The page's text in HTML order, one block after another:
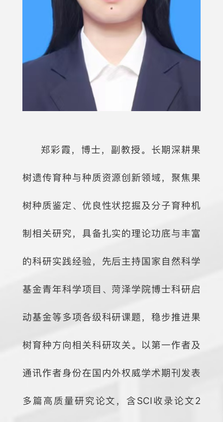
郑彩霞，博士，副教授。长期深耕果
树遗传育种与种质资源创新领域，聚焦果
树种质鉴定、优良性状挖掘及分子育种机
制相关研究，具备扎实的理论功底与丰富
的科研实践经验，先后主持国家自然科学
基金青年科学项目、菏泽学院博士科研启
动基金等多项各级科研课题，稳步推进果
树育种方向相关科研攻关。以第一作者及
通讯作者身份在国内外权威学术期刊发表
多篇高质量研究论文，含SCI收录论文2